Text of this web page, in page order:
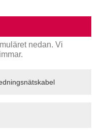
nedan. Vi